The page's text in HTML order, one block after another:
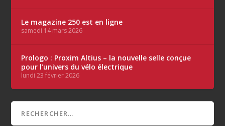
Le magazine 250 est en ligne
samedi 14 mars 2026
Prologo : Proxim Altius – la nouvelle selle conçue
pour l’univers du vélo électrique
lundi 23 février 2026